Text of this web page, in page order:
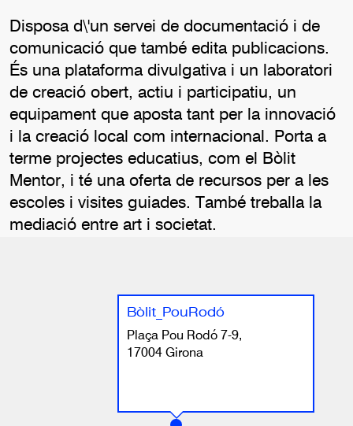
Disposa d\'un servei de documentació i de
comunicació que també edita publicacions.
És una plataforma divulgativa i un laboratori
de creació obert, actiu i participatiu, un
equipament que aposta tant per la innovació
i la creació local com internacional. Porta a
terme projectes educatius, com el Bòlit
Mentor, i té una oferta de recursos per a les
escoles i visites guiades. També treballa la
mediació entre art i societat.
Bòlit_PouRodó
Plaça Pou Rodó 7-9,
17004 Girona